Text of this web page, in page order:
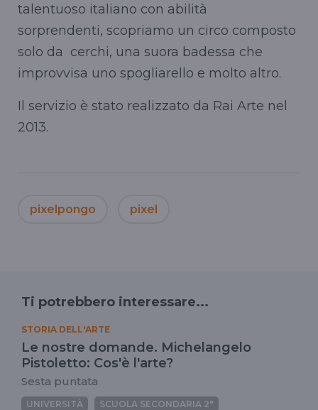
talentuoso italiano con abilità
sorprendenti, scopriamo un circo composto
solo da cerchi, una suora badessa che
improvvisa uno spogliarello e molto altro.
Il servizio è stato realizzato da Rai Arte nel
2013.
pixelpongo pixel
Ti potrebbero interessare...
STORIA DELL'ARTE
Le nostre domande. Michelangelo
Pistoletto: Cos'è l'arte?
Sesta puntata
UNIVERSITÀ SCUOLA SECONDARIA 2°